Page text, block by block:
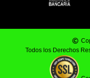
Todos los Derechos